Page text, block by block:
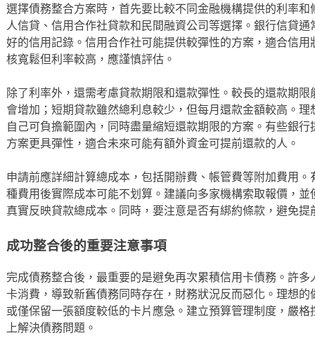
選擇債務整合方案時，首先要比較不同金融機構提供的利率
人信貸、信用合作社貸款和民間融資公司等選擇。銀行信貸
好的信用記錄。信用合作社可能提供較彈性的方案，適合信
核寬鬆但利率較高，應謹慎評估。
除了利率外，還需考慮貸款期限和還款彈性。較長的還款期
會增加；短期貸款雖然總利息較少，但每月還款金額較高。
自己可負擔範圍內，同時盡量縮短還款期限的方案。有些銀
方案更具彈性，適合未來可能有額外資金可提前還款的人。
申請前應詳細計算總成本，包括開辦費、帳管費等附加費用
種費用後實際成本可能不划算。建議向多家機構索取報價，
真實反映貸款總成本。同時，要注意是否有綁約條款，避免
成功整合後的重要注意事項
完成債務整合後，最重要的是避免再次累積信用卡債務。許
卡消費，導致新舊債務同時存在，財務狀況反而惡化。理想
或僅保留一張額度較低的卡片應急。建立預算管理制度，嚴
上解決債務問題。